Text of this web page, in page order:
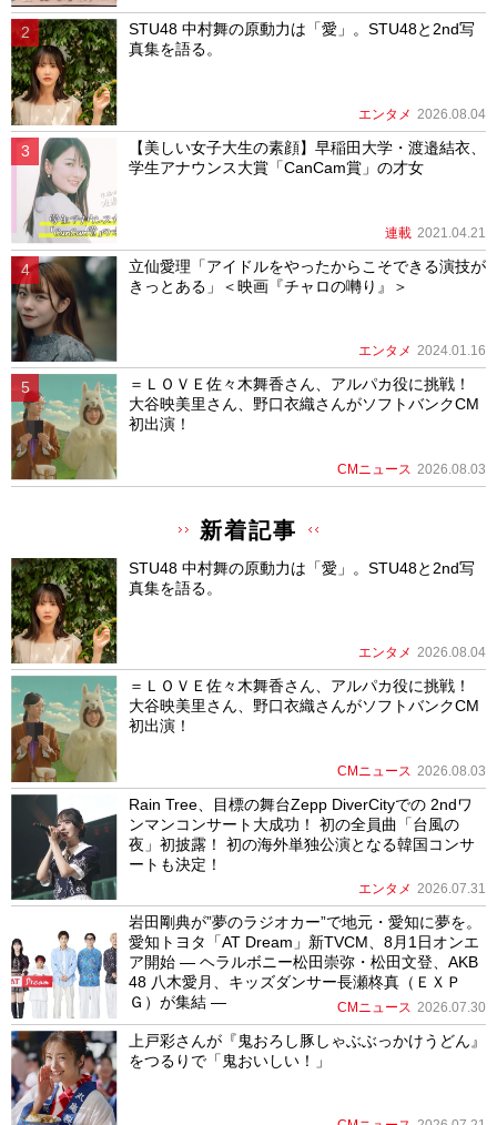
STU48 中村舞の原動力は「愛」。STU48と2nd写
真集を語る。
エンタメ 2026.08.04
【美しい女子大生の素顔】早稲田大学・渡邉結衣、
学生アナウンス大賞「CanCam賞」の才女
連載 2021.04.21
立仙愛理「アイドルをやったからこそできる演技が
きっとある」＜映画『チャロの囀り』＞
エンタメ 2024.01.16
＝ＬＯＶＥ佐々木舞香さん、アルパカ役に挑戦！
大谷映美里さん、野口衣織さんがソフトバンクCM
初出演！
CMニュース 2026.08.03
新着記事
STU48 中村舞の原動力は「愛」。STU48と2nd写
真集を語る。
エンタメ 2026.08.04
＝ＬＯＶＥ佐々木舞香さん、アルパカ役に挑戦！
大谷映美里さん、野口衣織さんがソフトバンクCM
初出演！
CMニュース 2026.08.03
Rain Tree、目標の舞台Zepp DiverCityでの 2ndワ
ンマンコンサート大成功！ 初の全員曲「台風の
夜」初披露！ 初の海外単独公演となる韓国コンサ
ートも決定！
エンタメ 2026.07.31
岩田剛典が”夢のラジオカー”で地元・愛知に夢を。
愛知トヨタ「AT Dream」新TVCM、8月1日オンエ
ア開始 ― ヘラルボニー松田崇弥・松田文登、AKB
48 八木愛月、キッズダンサー長瀬柊真（ＥＸＰ
Ｇ）が集結 ―
CMニュース 2026.07.30
上戸彩さんが『鬼おろし豚しゃぶぶっかけうどん』
をつるりで「鬼おいしい！」